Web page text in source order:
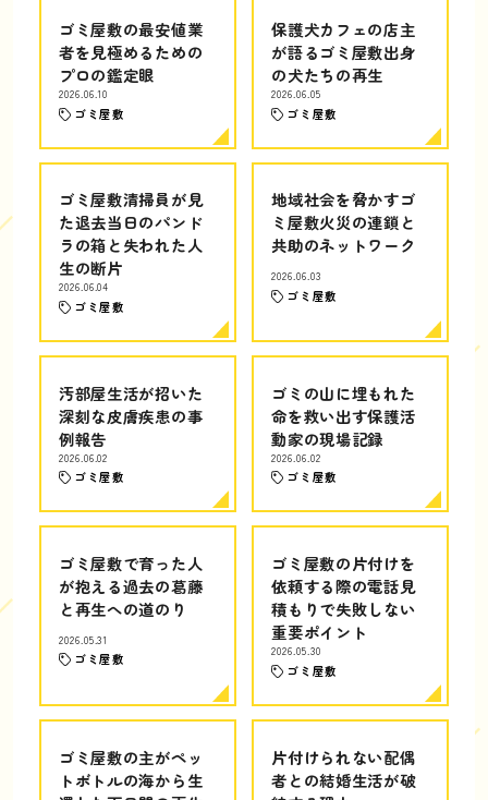
ゴミ屋敷の最安値業
者を見極めるための
プロの鑑定眼
2026.06.10
ゴミ屋敷
保護犬カフェの店主
が語るゴミ屋敷出身
の犬たちの再生
2026.06.05
ゴミ屋敷
ゴミ屋敷清掃員が見
た退去当日のパンド
ラの箱と失われた人
生の断片
2026.06.04
ゴミ屋敷
地域社会を脅かすゴ
ミ屋敷火災の連鎖と
共助のネットワーク
2026.06.03
ゴミ屋敷
汚部屋生活が招いた
深刻な皮膚疾患の事
例報告
2026.06.02
ゴミ屋敷
ゴミの山に埋もれた
命を救い出す保護活
動家の現場記録
2026.06.02
ゴミ屋敷
ゴミ屋敷で育った人
が抱える過去の葛藤
と再生への道のり
2026.05.31
ゴミ屋敷
ゴミ屋敷の片付けを
依頼する際の電話見
積もりで失敗しない
重要ポイント
2026.05.30
ゴミ屋敷
ゴミ屋敷の主がペッ
トボトルの海から生
片付けられない配偶
者との結婚生活が破